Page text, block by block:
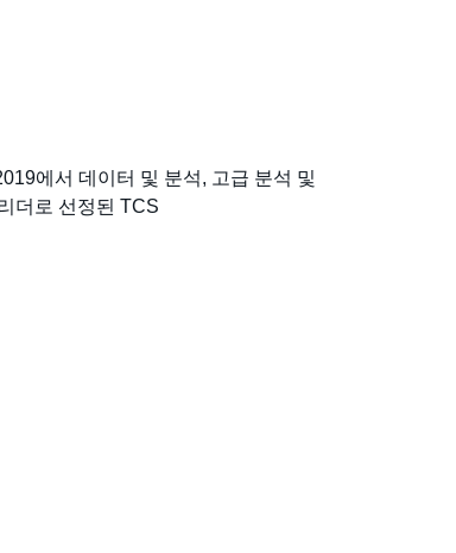
에서 데이터 및 분석, 고급 분석 및
더로 선정된 TCS